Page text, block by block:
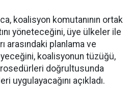
koalisyon komutanının ortak
yöneteceğini, üye ülkeler ile
arasındaki planlama ve
koalisyonun tüzüğü,
doğrultusunda
uygulayacağını açıkladı.